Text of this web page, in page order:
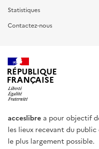
Statistiques
Contactez-nous
RÉPUBLIQUE
FRANÇAISE
acceslibre a pour objectif
les lieux recevant du
le plus largement possible.